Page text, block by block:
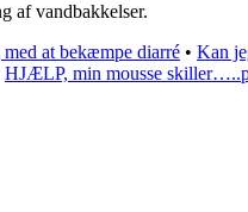
af vandbakkelser.
at bekæmpe diarré • Kan
HJÆLP, min mousse